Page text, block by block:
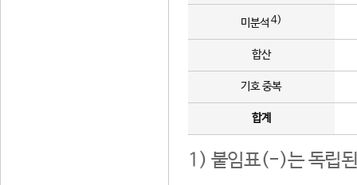
미분석 4)
합산
기호 중복
합계
1) 붙임표(-)는 독립된